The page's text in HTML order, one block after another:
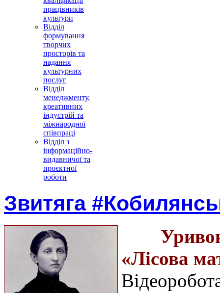
працівників
культури
Відділ
формування
творчих
просторів та
надання
культурних
послуг
Відділ
менеджменту,
креативних
індустрій та
міжнародної
співпраці
Відділ з
інформаційно-
видавничої та
проєктної
роботи
Звитяга
«Лісова